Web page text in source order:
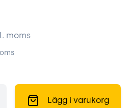
moms
Lägg i varukorg